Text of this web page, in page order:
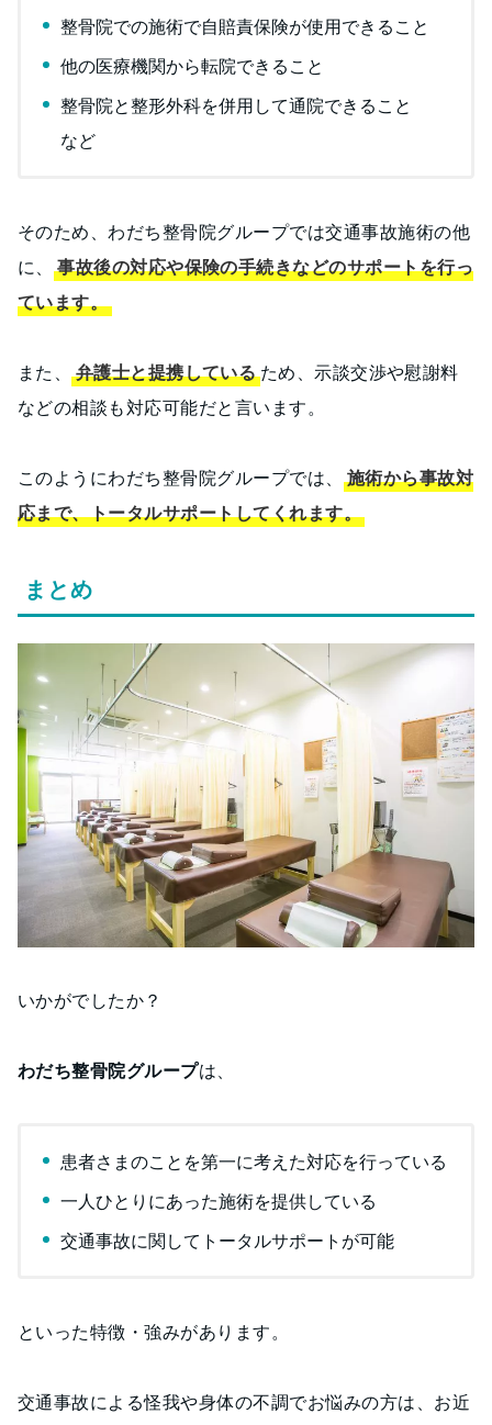
整骨院での施術で自賠責保険が使用できること
他の医療機関から転院できること
整骨院と整形外科を併用して通院できること
など
そのため、わだち整骨院グループでは交通事故施術の他
に、
事故後の対応や保険の手続きなどのサポートを行っ
ています。
また、弁護士と提携しているため、示談交渉や慰謝料
などの相談も対応可能だと言います。
このようにわだち整骨院グループでは、
施術から事故対
応まで、トータルサポートしてくれます。
まとめ
いかがでしたか？
わだち整骨院グループは、
患者さまのことを第一に考えた対応を行っている
一人ひとりにあった施術を提供している
交通事故に関してトータルサポートが可能
といった特徴・強みがあります。
交通事故による怪我や身体の不調でお悩みの方は、お近